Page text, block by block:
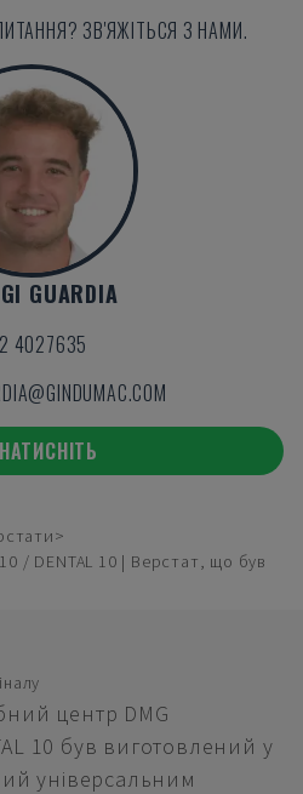
ЗВ'ЯЖІТЬСЯ З НАМИ.
GUARDIA
4027635
НАТИСНІТЬ
/ DENTAL 10 | Верстат, що був
центр DMG
10 був виготовлений у
універсальним